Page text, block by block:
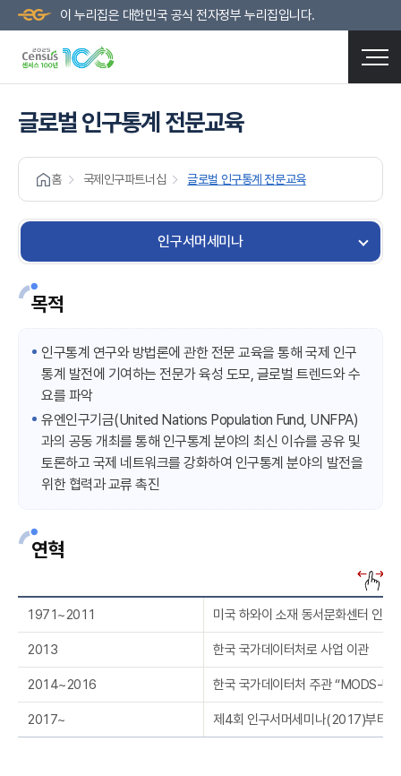
이 누리집은 대한민국 공식 전자정부 누리집입니다.
글로벌 인구통계 전문교육
홈 국제인구파트너십 글로벌 인구통계 전문교육
인구서머세미나
목적
인구통계 연구와 방법론에 관한 전문 교육을 통해 국제 인구
통계 발전에 기여하는 전문가 육성 도모, 글로벌 트렌드와 수
요를 파악
유엔인구기금(United Nations Population Fund, UNFPA)
과의 공동 개최를 통해 인구통계 분야의 최신 이슈를 공유 및
토론하고 국제 네트워크를 강화하여 인구통계 분야의 발전을
위한 협력과 교류 촉진
연혁
1971~2011 미국 하와이 소재 동서문화센터
2013 한국 국가데이터처로 사업 이관
2014~2016 한국 국가데이터처 주관 “MODS-
2017~ 제4회 인구서머세미나(2017)부터